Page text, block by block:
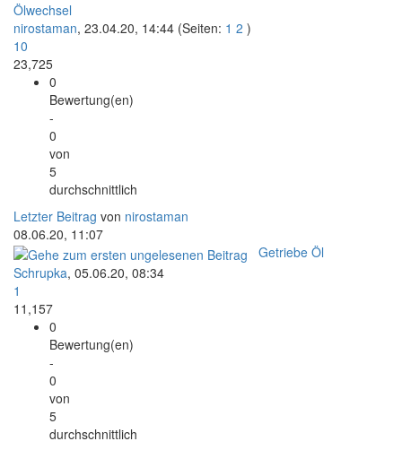
Ölwechsel
nirostaman, 23.04.20, 14:44 (Seiten: 1 2 )
10
23,725
0
Bewertung(en)
-
0
von
5
durchschnittlich
Letzter Beitrag von nirostaman
08.06.20, 11:07
Getriebe Öl
Schrupka, 05.06.20, 08:34
1
11,157
0
Bewertung(en)
-
0
von
5
durchschnittlich